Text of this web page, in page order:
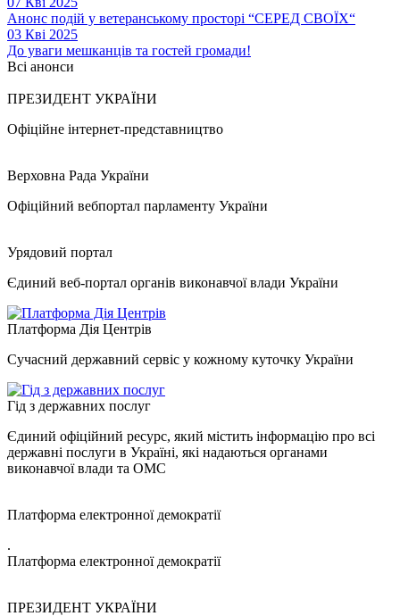
Анонс подій у ветеранському просторі “СЕРЕД СВОЇХ“
03 Кві 2025
До уваги мешканців та гостей громади!
Всі анонси
ПРЕЗИДЕНТ УКРАЇНИ
Офіційне інтернет-представництво
Верховна Рада України
Офіційний вебпортал парламенту України
Урядовий портал
Єдиний веб-портал органів виконавчої влади України
Платформа Дія Центрів
Сучасний державний сервіс у кожному куточку України
Гід з державних послуг
Єдиний офіційний ресурс, який містить інформацію про всі
державні послуги в Україні, які надаються органами
виконавчої влади та ОМС
Платформа електронної демократії
.
Платформа електронної демократії
ПРЕЗИДЕНТ УКРАЇНИ